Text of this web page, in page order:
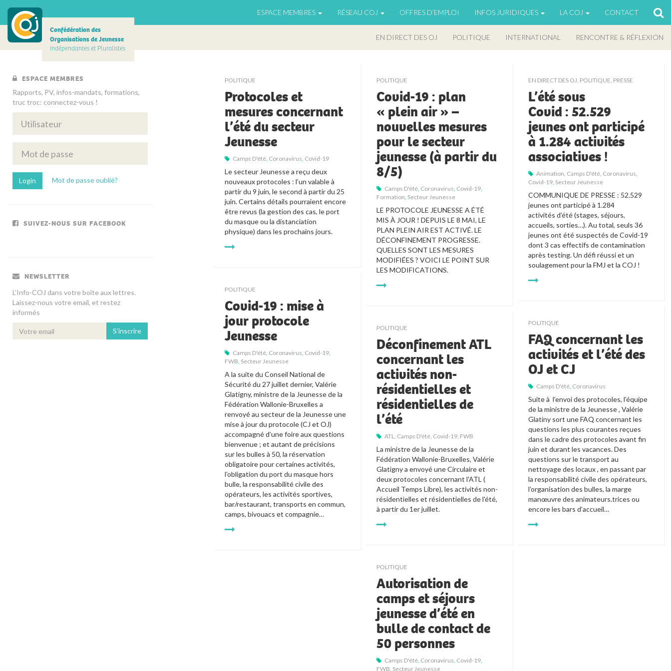
ESPACE MEMBRES RÉSEAU COJ OFFRES D’EMPLOI INFOS JURIDIQUES LA COJ CONTACT
Confédération des
Organisations de Jeunesse
Indépendantes et Pluralistes
EN DIRECT DES OJ POLITIQUE INTERNATIONAL RENCONTRE & RÉFLEXION
POLITIQUE
Protocoles et
mesures concernant
l’été du secteur
Jeunesse
Camps D'été Coronavirus Covid-19
Le secteur Jeunesse a reçu deux
nouveaux protocoles : l’un valable à
partir du 9 juin, le second à partir du 25
juin. Certains détails pourraient encore
être revus (la gestion des cas, le port
du masque ou la distanciation
physique) dans les prochains jours.
POLITIQUE
Covid-19 : plan
« plein air » –
nouvelles mesures
pour le secteur
jeunesse (à partir du
8/5)
Camps D'été Coronavirus Covid-19
Formation Secteur Jeunesse
LE PROTOCOLE JEUNESSE A ÉTÉ
MIS À JOUR ! DEPUIS LE 8 MAI, LE
PLAN PLEIN AIR EST ACTIVÉ. LE
DÉCONFINEMENT PROGRESSE.
QUELLES SONT LES MESURES
MODIFIÉES ? VOICI LE POINT SUR
LES MODIFICATIONS.
EN DIRECT DES OJ POLITIQUE PRESSE
L’été sous
Covid : 52.529
jeunes ont participé
à 1.284 activités
associatives !
Animation Camps D'été Coronavirus
Covid-19 Secteur Jeunesse
COMMUNIQUE DE PRESSE : 52.529
jeunes ont participé à 1.284
activités d’été (stages, séjours,
accueils, sorties…). Au total, seuls 36
jeunes ont été suspectés de Covid-19
dont 3 cas effectifs de contamination
après testing. Un défi réussi et un
soulagement pour la FMJ et la COJ !
POLITIQUE
Covid-19 : mise à
jour protocole
Jeunesse
Camps D'été Coronavirus Covid-19
FWB Secteur Jeunesse
A la suite du Conseil National de
Sécurité du 27 juillet dernier, Valérie
Glatigny, ministre de la Jeunesse de la
Fédération Wallonie-Bruxelles a
renvoyé au secteur de la Jeunesse une
mise à jour du protocole (CJ et OJ)
accompagné d’une foire aux questions
bienvenue ; et autant de précisions
sur les bulles à 50, la réservation
obligatoire pour certaines activités,
l’obligation du port du masque hors
bulle, la responsabilité civile des
opérateurs, les activités sportives,
bar/restaurant, transports en commun,
camps, bivouacs et compagnie…
POLITIQUE
FAQ concernant les
activités et l’été des
OJ et CJ
Camps D'été Coronavirus
Suite à  l’envoi des protocoles, l’équipe
de la ministre de la Jeunesse , Valérie
Glatiny sort une FAQ concernant les
questions les plus courantes reçues
dans le cadre des protocoles avant fin
juin et durant les vacances. Des
questions sur le transport au
nettoyage des locaux , en passant par
la responsabilité civile des opérateurs,
l’organisation des bulles, la marge
manœuvre des animateurs.trices ou
encore les bars d’accueil…
POLITIQUE
Déconfinement ATL
concernant les
activités non-
résidentielles et
résidentielles de
l’été
ATL Camps D'été Covid-19 FWB
La ministre de la Jeunesse de la
Fédération Wallonie-Bruxelles, Valérie
Glatigny a envoyé une Circulaire et
deux protocoles concernant l'ATL (
Accueil Temps Libre), les activités non-
résidentielles et résidentielles de l'été,
à partir du 1er juillet.
POLITIQUE
Autorisation de
camps et séjours
jeunesse d’été en
bulle de contact de
50 personnes
Camps D'été Coronavirus Covid-19
FWB Secteur Jeunesse
ESPACE MEMBRES
Rapports, PV, infos-mandats, formations,
truc troc: connectez-vous !
Mot de passe oublié?
SUIVEZ-NOUS SUR FACEBOOK
NEWSLETTER
L’Info-COJ dans votre boîte aux lettres.
Laissez-nous votre email, et restez
informés
S'inscrire